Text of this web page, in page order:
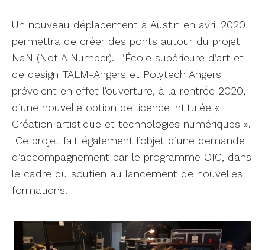
Un nouveau déplacement à Austin en avril 2020
permettra de créer des ponts autour du projet
NaN (Not A Number). L’École supérieure d’art et
de design TALM-Angers et Polytech Angers
prévoient en effet l’ouverture, à la rentrée 2020,
d’une nouvelle option de licence intitulée «
Création artistique et technologies numériques ».
Ce projet fait également l’objet d’une demande
d’accompagnement par le programme OIC, dans
le cadre du soutien au lancement de nouvelles
formations.